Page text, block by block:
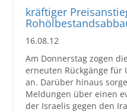
kräftiger
16.08.12
Am Donnerstag zogen
erneuten Rückgänge für
an. Darüber hinaus
Meldungen über einen
der Israelis gegen den